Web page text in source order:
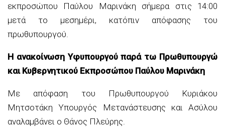
εκπροσώπου Παύλου Μαρινάκη σήμερα στις 14:00
μετά το μεσημέρι, κατόπιν απόφασης του
πρωθυπουργού.
Η ανακοίνωση Υφυπουργού παρά τω Πρωθυπουργώ
και Κυβερνητικού Εκπροσώπου Παύλου Μαρινάκη
Με απόφαση του Πρωθυπουργού Κυριάκου
Μητσοτάκη Υπουργός Μετανάστευσης και Ασύλου
αναλαμβάνει ο Θάνος Πλεύρης.